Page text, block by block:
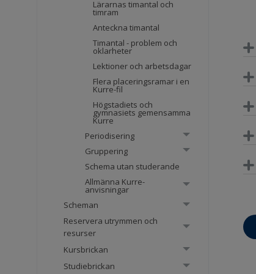
Lärarnas timantal och
timram
Anteckna timantal
Timantal - problem och
oklarheter
Lektioner och arbetsdagar
Flera placeringsramar i en
Kurre-fil
Högstadiets och
gymnasiets gemensamma
Kurre
Periodisering
Gruppering
Schema utan studerande
Allmänna Kurre-
anvisningar
Scheman
Reservera utrymmen och
resurser
Kursbrickan
Studiebrickan